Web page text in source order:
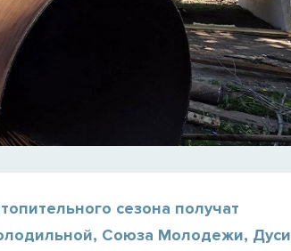
сезона получат
Союза Молодежи, Дуси